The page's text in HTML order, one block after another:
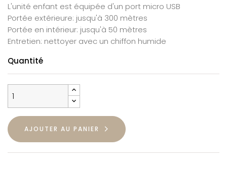
L'unité enfant est équipée d'un port micro USB
Portée extérieure: jusqu'à 300 mètres
Portée en intérieur: jusqu'à 50 mètres
Entretien: nettoyer avec un chiffon humide
Quantité
AJOUTER AU PANIER